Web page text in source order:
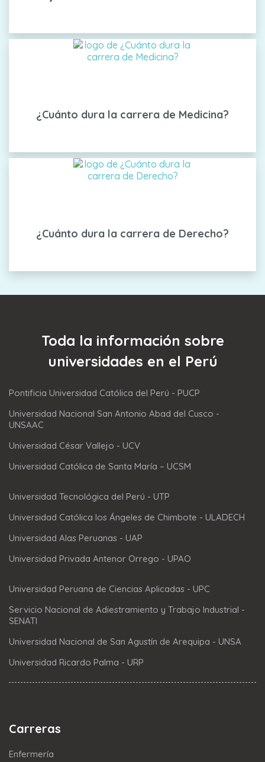
¿Cuánto dura la carrera de Medicina?
¿Cuánto dura la carrera de Derecho?
Toda la información sobre
universidades en el Perú
Pontificia Universidad Católica del Perú - PUCP
Universidad Nacional San Antonio Abad del Cusco -
UNSAAC
Universidad César Vallejo - UCV
Universidad Católica de Santa María – UCSM
Universidad Tecnológica del Perú - UTP
Universidad Católica los Ángeles de Chimbote - ULADECH
Universidad Alas Peruanas - UAP
Universidad Privada Antenor Orrego - UPAO
Universidad Peruana de Ciencias Aplicadas - UPC
Servicio Nacional de Adiestramiento y Trabajo Industrial -
SENATI
Universidad Nacional de San Agustín de Arequipa - UNSA
Universidad Ricardo Palma - URP
Carreras
Enfermería